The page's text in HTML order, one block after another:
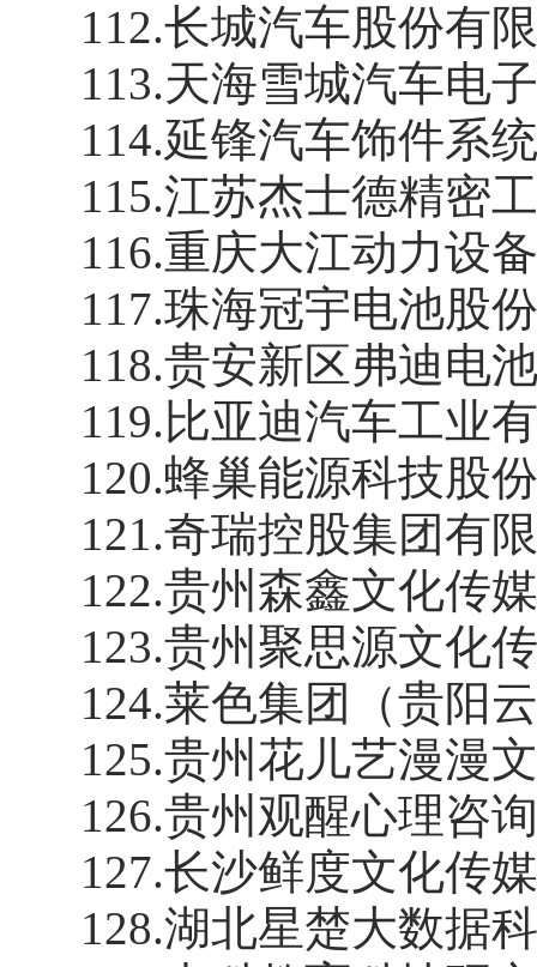
112.长城汽车股份有
113.天海雪城汽车电
114.延锋汽车饰件系
115.江苏杰士德精密
116.重庆大江动力设
117.珠海冠宇电池股
118.贵安新区弗迪电
119.比亚迪汽车工业
120.蜂巢能源科技股
121.奇瑞控股集团有
122.贵州森鑫文化传
123.贵州聚思源文化
124.莱色集团（贵阳
125.贵州花儿艺漫漫
126.贵州观醒心理咨
127.长沙鲜度文化传
128.湖北星楚大数据